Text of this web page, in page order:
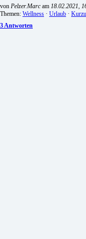
von Pelzer.Marcam 18.02.2021,
Themen: Wellness · Urlaub ·
3 Antworten